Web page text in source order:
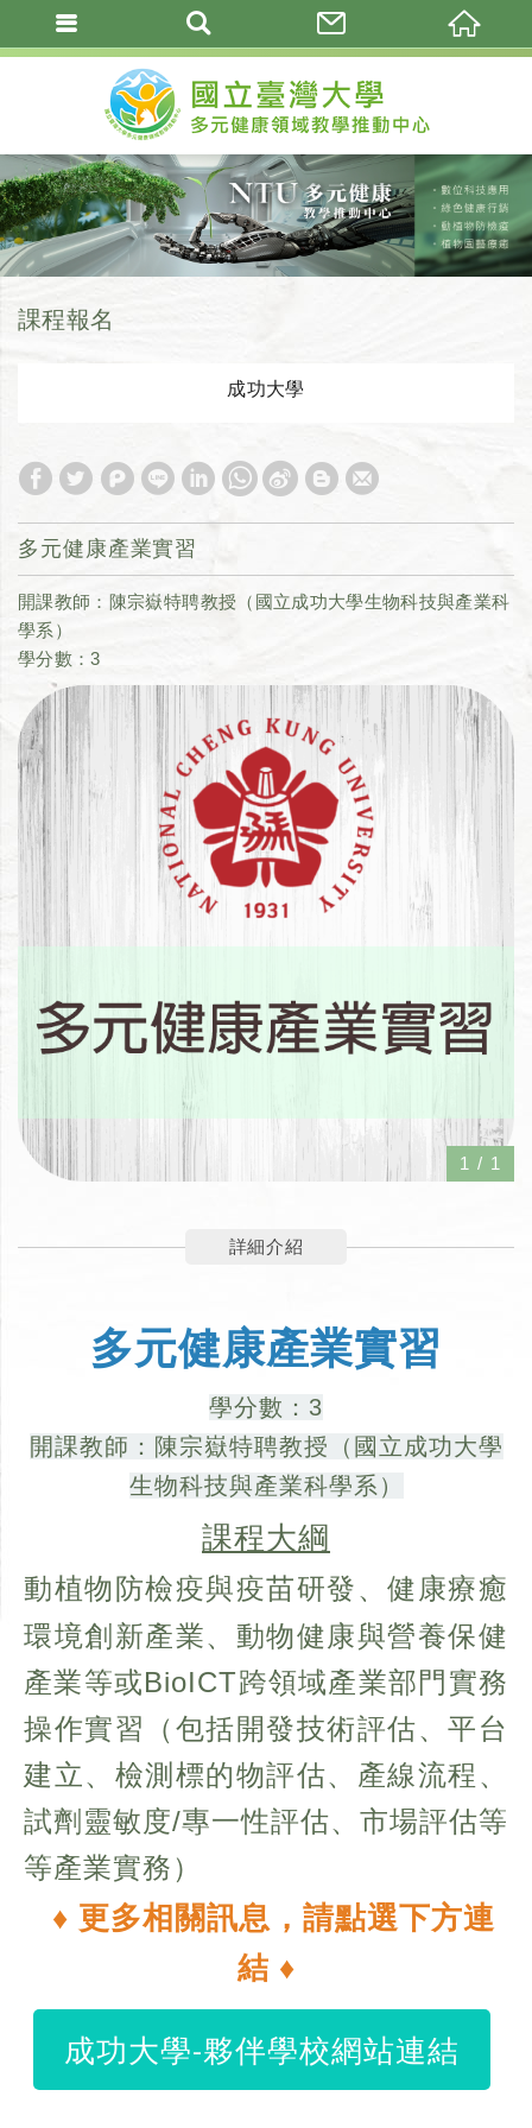
課程報名
成功大學
多元健康產業實習
開課教師：陳宗嶽特聘教授（國立成功大學生物科技與產業科
學系）
學分數：3
1 / 1
詳細介紹
多元健康產業實習
學分數：3
開課教師：陳宗嶽特聘教授（國立成功大學
生物科技與產業科學系）
課程大綱
動植物防檢疫與疫苗研發、健康療癒
環境創新產業、動物健康與營養保健
產業等或BioICT跨領域產業部門實務
操作實習（包括開發技術評估、平台
建立、檢測標的物評估、產線流程、
試劑靈敏度/專一性評估、市場評估等
等產業實務）
♦ 更多相關訊息，請點選下方連
結 ♦
成功大學-夥伴學校網站連結